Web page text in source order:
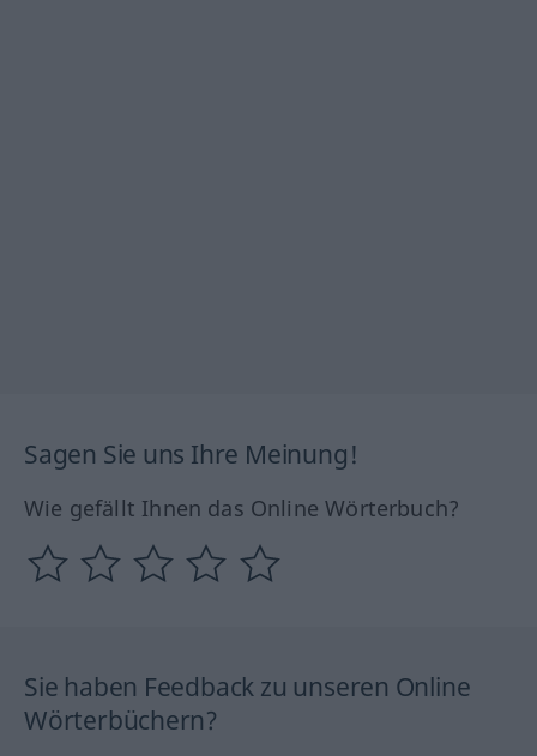
Sagen Sie uns Ihre Meinung!
Wie gefällt Ihnen das Online Wörterbuch?
Sie haben Feedback zu unseren Online
Wörterbüchern?